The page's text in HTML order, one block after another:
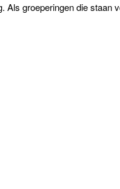
Als groeperingen die staan